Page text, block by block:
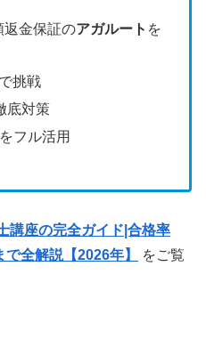
返金保証のアガルート を
挑戦
底対策
フル活用
講座の完全ガイド|合格率
全解説【2026年】
をご覧